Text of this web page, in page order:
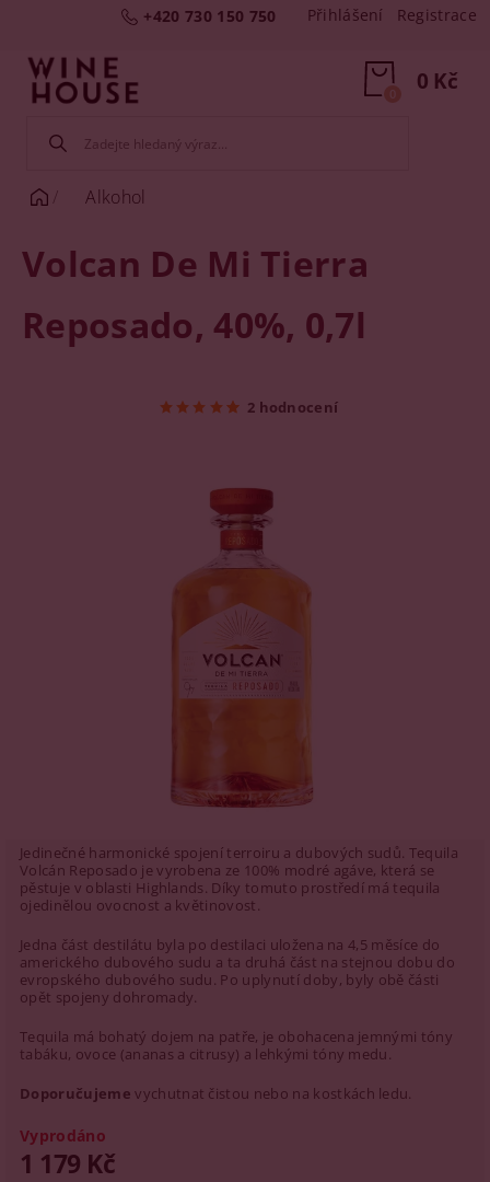
+420 730 150 750 Přihlášení Registrace
0 Kč
0
Alkohol
Volcan De Mi Tierra
Reposado, 40%, 0,7l
2 hodnocení
Jedinečné harmonické spojení terroiru a dubových sudů. Tequila
Volcán Reposado je vyrobena ze 100% modré agáve, která se
pěstuje v oblasti Highlands. Díky tomuto prostředí má tequila
ojedinělou ovocnost a květinovost.
Jedna část destilátu byla po destilaci uložena na 4,5 měsíce do
amerického dubového sudu a ta druhá část na stejnou dobu do
evropského dubového sudu. Po uplynutí doby, byly obě části
opět spojeny dohromady.
Tequila má bohatý dojem na patře, je obohacena jemnými tóny
tabáku, ovoce (ananas a citrusy) a lehkými tóny medu.
Doporučujeme vychutnat čistou nebo na kostkách ledu.
Vyprodáno
1 179 Kč